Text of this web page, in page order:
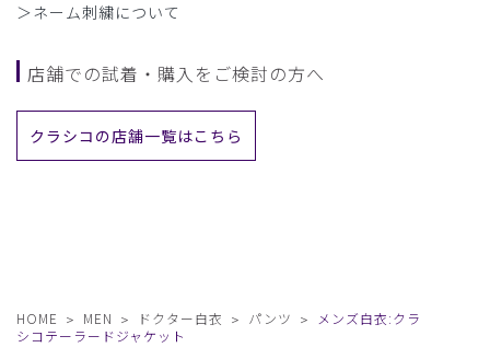
＞ネーム刺繍について
店舗での試着・購入をご検討の方へ
クラシコの店舗一覧はこちら
HOME MEN ドクター白衣 パンツ
メンズ白衣:クラ
シコテーラードジャケット